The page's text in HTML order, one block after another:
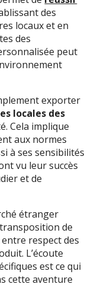
des
locaux et en
des
peut
exporter
locales des
Cela implique
aux normes
à ses sensibilités
vu leur succès
et de
étranger
de
respect des
L’écoute
est ce qui
cette aventure